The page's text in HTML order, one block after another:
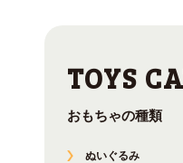
おもちゃの種類
ぬいぐるみ